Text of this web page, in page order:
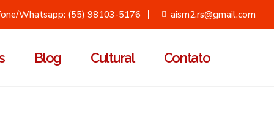
Whatsapp: (55) 98103-5176 aism2.rs@gmail.com
Blog Cultural Contato